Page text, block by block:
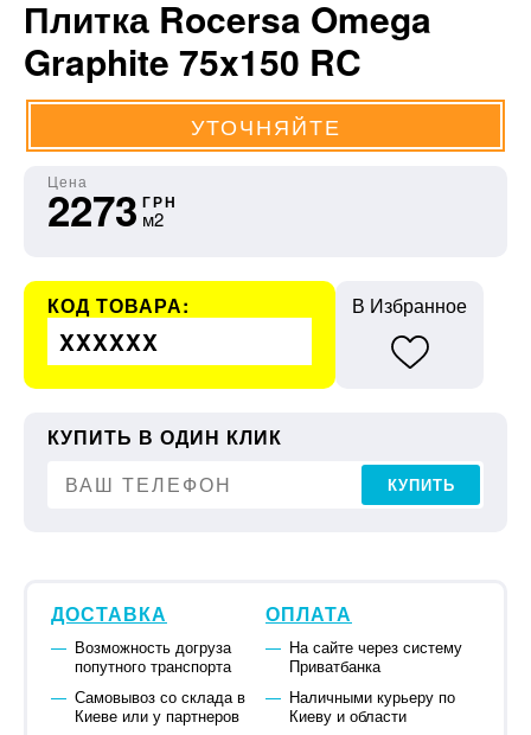
Плитка Rocersa Omega
Graphite 75x150 RC
УТОЧНЯЙТЕ
Цена
2273 ГРН
м2
КОД ТОВАРА:
XXXXXX
В Избранное
КУПИТЬ В ОДИН КЛИК
КУПИТЬ
ДОСТАВКА
Возможность догруза
попутного транспорта
Самовывоз со склада в
Киеве или у партнеров
ОПЛАТА
На сайте через систему
Приватбанка
Наличными курьеру по
Киеву и области